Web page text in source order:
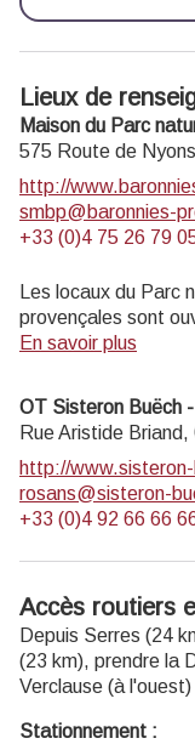
Lieux de
Maison du Parc
575 Route de
http://
smbp@baronnies-
+33 (0)4 75 26 79
Les locaux du Parc
provençales sont
31 OCTOBRE 2025
Du mardi au
juillet et août de
En savoir plus
OT Sisteron Buëch
Rue Aristide Briand,
http://
rosans@sisteron-
+33 (0)4 92 66 66
Accès routiers
Depuis Serres (24
(23 km), prendre la
Verclause (à
Stationnement :